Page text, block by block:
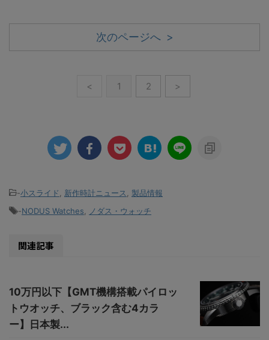
次のページへ >
< 1 2 >
-小スライド 新作時計ニュース
製品情報
-NODUS Watches ノダス・ウォッチ
関連記事
10万円以下【GMT機構搭載パイロッ
トウオッチ、ブラック含む4カラ
ー】日本製...